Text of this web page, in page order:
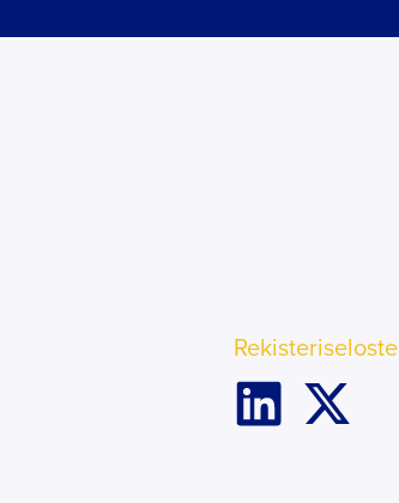
Rekisteriseloste